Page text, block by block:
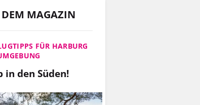
MAGAZIN
FÜR HARBURG
in den Süden!